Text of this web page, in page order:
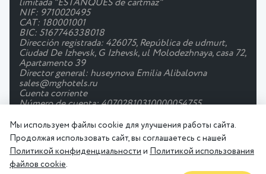
limitada "ESTANQUES de cartmaz"
NIF: 9710020495
CAT: 180001001
BIC: 5167746338018
Dirección registrada: 426075, República de udmurt,
Ciudad De Izhevsk, G Izhevsk, ul Molodezhnaya, casa 72,
Apartamento 39
Director general: huseynova Emilia Alibalovna
sales@mghotels.ru
Cuenta corriente
Número de cuenta: 40702810310000054755
BIC: 044525974
Corr. cuenta: 30101810145250000974
Política de Privacidad
Acuerdo de Usuario
Правила проживания
Мы используем файлы cookie для улучшения работы сайта.
Продолжая использовать сайт, вы соглашаетесь с нашей
Политикой конфиденциальности и Политикой использования
файлов cookie.